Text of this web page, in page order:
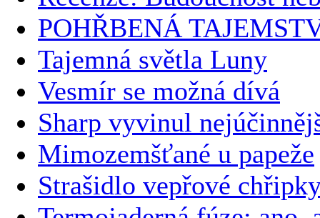
POHŘBENÁ
Tajemná světla Luny
Vesmír se možná dívá
Sharp vyvinul
Mimozemšťané u papeže
Strašidlo vepřové